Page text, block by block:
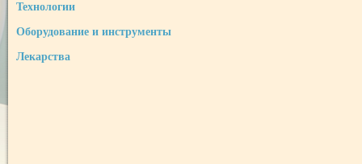
Технологии
Оборудование и инструменты
Лекарства